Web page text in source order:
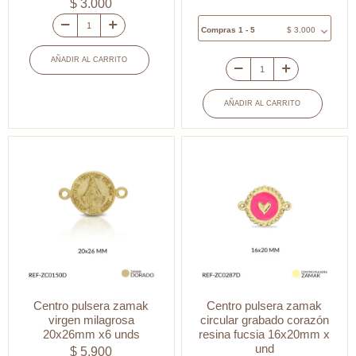
$ 3.000
Centro
pulsera
zamak
Guadalupe
14mm
x3
unidades
AÑADIR AL CARRITO
Compras 1 - 5 $3.000
Centro
pulsera
Zamak
circulo
unid
AÑADIR AL CARRITO
Centro pulsera zamak
virgen milagrosa
20x26mm x6 unds
$ 5.900
Centro pulsera zamak
circular grabado corazón
resina fucsia 16x20mm x
und